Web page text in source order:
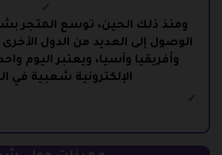
ومنذ ذلك الحين، توسع المتجر
الوصول إلى العديد من الدول
وأفريقيا وآسيا، ويعتبر اليوم
الإلكترونية شعبية في